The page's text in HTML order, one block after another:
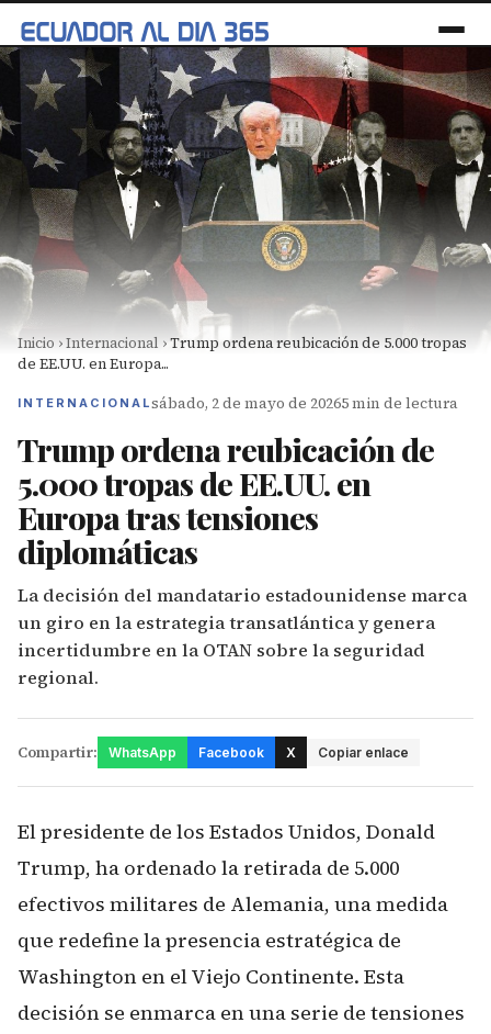
Inicio ›Internacional ›Trump ordena reubicación de 5.000 tropas
de EE.UU. en Europa...
INTERNACIONALsábado, 2 de mayo de 20265 min de lectura
Trump ordena reubicación de
5.000 tropas de EE.UU. en
Europa tras tensiones
diplomáticas
La decisión del mandatario estadounidense marca
un giro en la estrategia transatlántica y genera
incertidumbre en la OTAN sobre la seguridad
regional.
Compartir: WhatsApp Facebook X Copiar enlace
El presidente de los Estados Unidos, Donald
Trump, ha ordenado la retirada de 5.000
efectivos militares de Alemania, una medida
que redefine la presencia estratégica de
Washington en el Viejo Continente. Esta
decisión se enmarca en una serie de tensiones